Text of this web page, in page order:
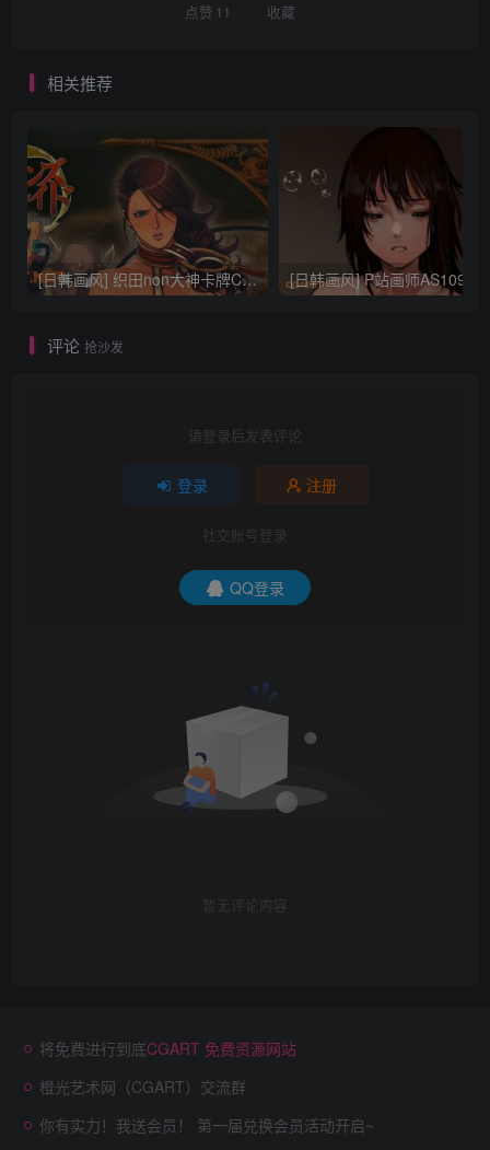
点赞 11 收藏
相关推荐
[日韩画风] 织田non大神卡牌CG插画设计画集256P 161M_CG原画资源
评论 抢沙发
请登录后发表评论
登录 注册
社交账号登录
QQ登录
暂无评论内容
将免费进行到底CGART 免费资源网站
橙光艺术网（CGART）交流群
你有实力！我送会员！ 第一届兑换会员活动开启~